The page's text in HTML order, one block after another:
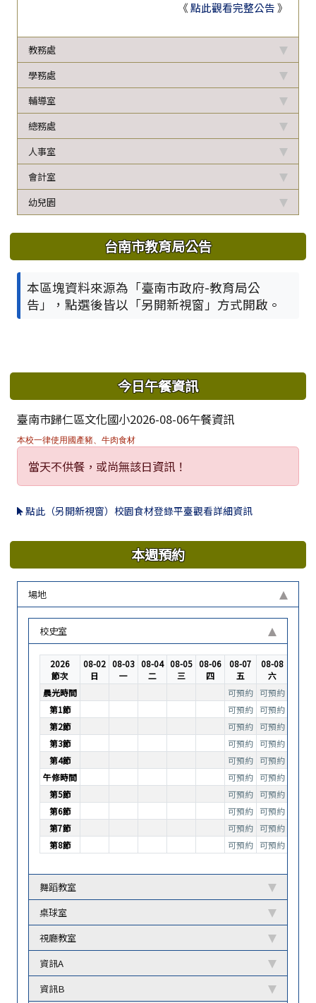
《點此觀看完整公告》
教務處
學務處
輔導室
總務處
人事室
會計室
幼兒園
台南市教育局公告
本區塊資料來源為「臺南市政府-教育局公
告」，點選後皆以「另開新視窗」方式開啟。
下中區域內容
今日午餐資訊
臺南市歸仁區文化國小2026-08-06午餐資訊
本校一律使用國產豬、牛肉食材
當天不供餐，或尚無該日資訊！
點此（另開新視窗）校園食材登錄平臺觀看詳細資訊
本週預約
場地
校史室
2026
節次
08-02
日
08-03
一
08-04
二
08-05
三
08-06
四
08-07
五
08-08
六
晨光時間
可預約 可預約
第1節
可預約 可預約
第2節
可預約 可預約
第3節
可預約 可預約
第4節
可預約 可預約
午修時間
可預約 可預約
第5節
可預約 可預約
第6節
可預約 可預約
第7節
可預約 可預約
第8節
可預約 可預約
舞蹈教室
桌球室
視廳教室
資訊A
資訊B